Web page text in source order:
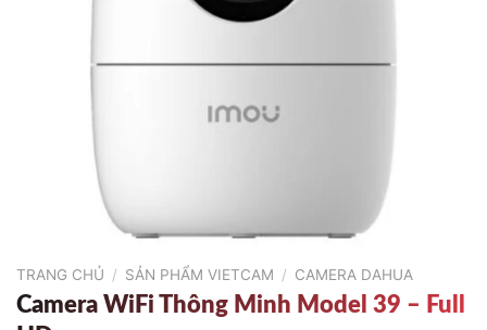
TRANG CHỦ / SẢN PHẨM VIETCAM / CAMERA DAHUA
Camera WiFi Thông Minh Model 39 – Full